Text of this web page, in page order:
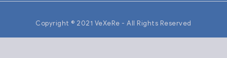
Copyright © 2021 VeXeRe - All Rights Reserved